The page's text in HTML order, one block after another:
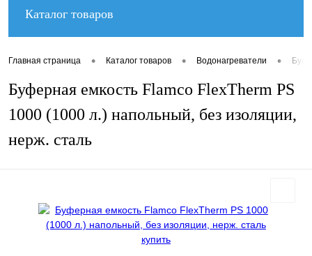
Каталог товаров
Главная страница • Каталог товаров • Водонагреватели •
Буферная емкость Flamco FlexTherm PS
1000 (1000 л.) напольный, без изоляции,
нерж. сталь